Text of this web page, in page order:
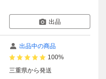
出品
出品中の商品
100%
三重県から発送